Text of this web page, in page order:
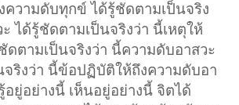
วามดับทุกข์ ได้รู้ชัดตามเป็นจริง
ะ ได้รู้ชัดตามเป็นจริงว่า นี้เหตุให้
ดตามเป็นจริงว่า นี้ความดับอาสวะ
จริงว่า นี้ข้อปฏิบัติให้ถึงความดับอา
อยู่อย่างนี้ เห็นอยู่อย่างนี้ จิตได้